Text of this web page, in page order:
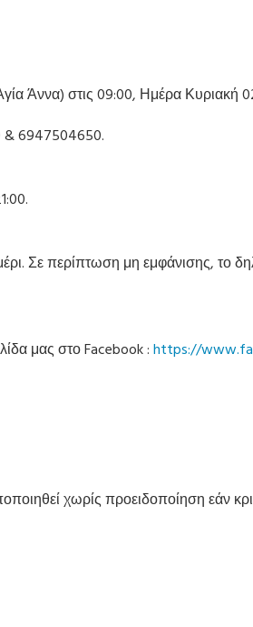
Άννα) στις 09:00, Ημέρα Κυριακή
& 6947504650.
Σε περίπτωση μη εμφάνισης, το
μας στο Facebook :https://
χωρίς προειδοποίηση εάν